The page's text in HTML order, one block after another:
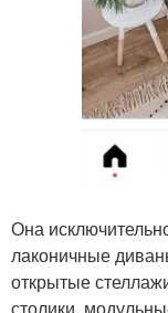
Она
лаконичные
открытые